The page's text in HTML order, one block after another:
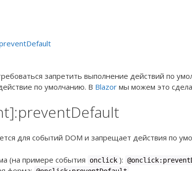
запретить выполнение действий по
по умолчанию. В Blazor мы можем это
для событий DOM и запрещает действия по
(на примере события onclick ):